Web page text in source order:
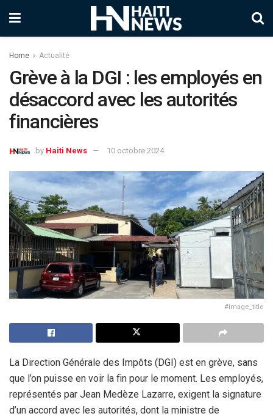
Home Actualité
Grève à la DGI : les employés en
désaccord avec les autorités
financières
by Haiti News 10 octobre 2024
#image_title
La Direction Générale des Impôts (DGI) est en grève, sans
que l’on puisse en voir la fin pour le moment. Les employés,
représentés par Jean Medèze Lazarre, exigent la signature
d’un accord avec les autorités, dont la ministre de